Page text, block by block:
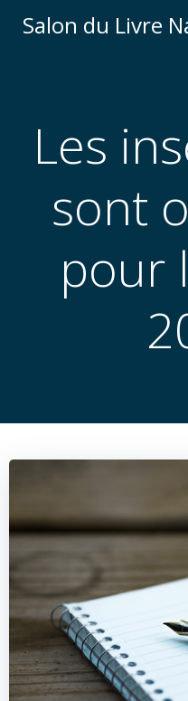
Salon du Livre
Les
sont
pour